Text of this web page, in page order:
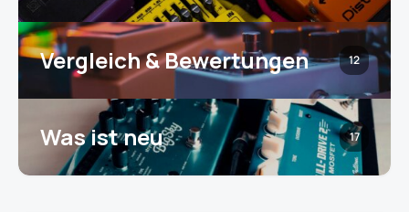
Vergleich & Bewertungen 12
Was ist neu 17